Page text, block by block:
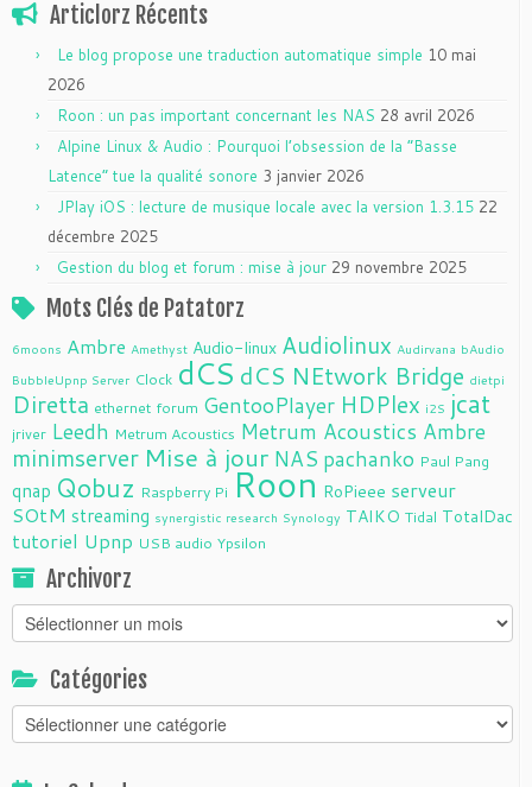
Articlorz Récents
Le blog propose une traduction automatique simple 10 mai
2026
Roon : un pas important concernant les NAS 28 avril 2026
Alpine Linux & Audio : Pourquoi l’obsession de la “Basse
Latence” tue la qualité sonore 3 janvier 2026
JPlay iOS : lecture de musique locale avec la version 1.3.15 22
décembre 2025
Gestion du blog et forum : mise à jour 29 novembre 2025
Mots Clés de Patatorz
6moons Ambre Amethyst Audio-linux Audiolinux Audirvana bAudio
BubbleUpnp Server Clock dCS dCS NEtwork Bridge dietpi
Diretta ethernet forum GentooPlayer HDPlex i2S jcat
jriver Leedh Metrum Acoustics Metrum Acoustics Ambre
minimserver Mise à jour NAS pachanko Paul Pang
qnap Qobuz Raspberry Pi Roon RoPieee serveur
SOtM streaming synergistic research Synology TAIKO Tidal TotalDac
tutoriel Upnp USB audio Ypsilon
Archivorz
Archivorz
Catégories
Catégories